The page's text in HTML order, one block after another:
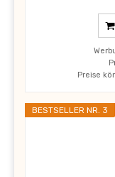
Preise
BESTSELLER NR. 3